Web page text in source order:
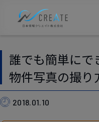
誰でも簡単にで
物件写真の撮
2018.01.10